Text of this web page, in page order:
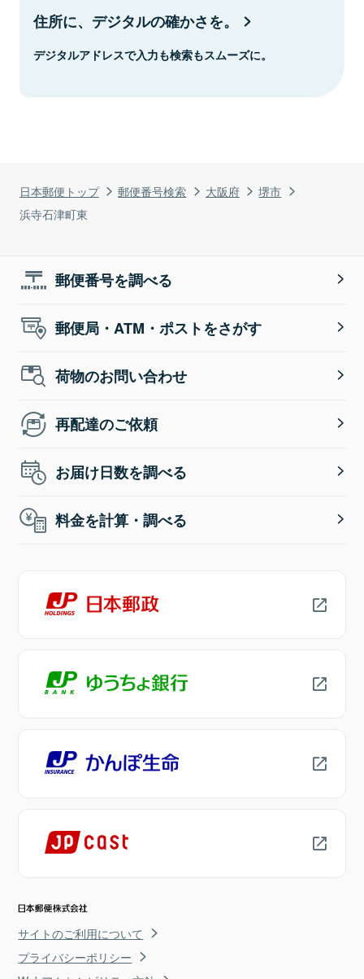
日本郵便トップ 郵便番号検索 大阪府
堺市
浜寺石津町東
住所に、デジタルの確かさを。
デジタルアドレスで入力も検索もスムーズに。
郵便番号を調べる
郵便局・ATM・ポストをさがす
荷物のお問い合わせ
再配達のご依頼
お届け日数を調べる
料金を計算・調べる
サイトのご利用について
プライバシーポリシー